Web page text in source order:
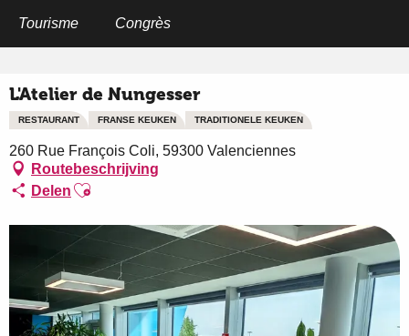
Tourisme Congrès
L'Atelier de Nungesser
RESTAURANT FRANSE KEUKEN TRADITIONELE KEUKEN
260 Rue François Coli, 59300 Valenciennes
Routebeschrijving
Delen Ajouter aux favoris